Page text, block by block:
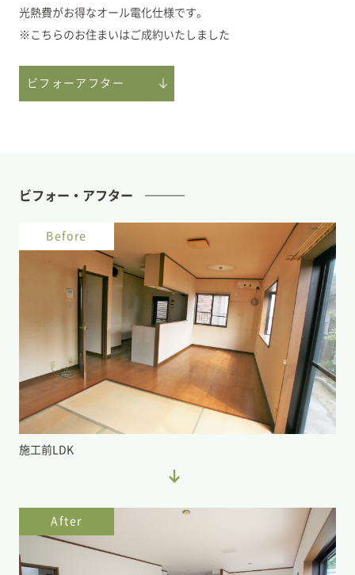
光熱費がお得なオール電化仕様です。
※こちらのお住まいはご成約いたしました
ビフォーアフター
ビフォー・アフター
Before
施工前LDK
After